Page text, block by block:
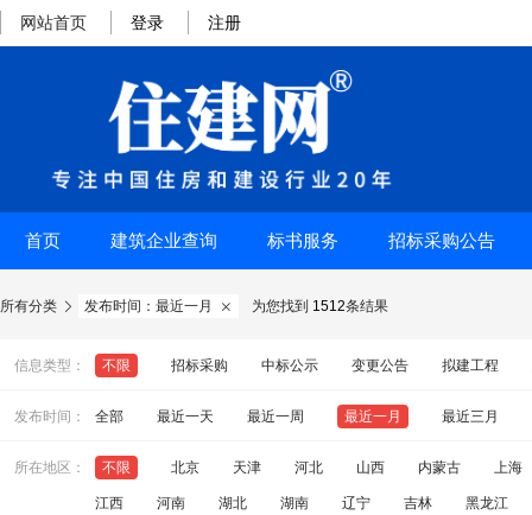
网站首页 登录 注册
首页 建筑企业查询 标书服务 招标采购公告
所有分类  发布时间：最近一月  为您找到 1512条结果
信息类型： 不限 招标采购 中标公示 变更公告 拟建工程
发布时间： 全部 最近一天 最近一周 最近一月 最近三月
所在地区： 不限 北京 天津 河北 山西 内蒙古 上海
江西 河南 湖北 湖南 辽宁 吉林 黑龙江